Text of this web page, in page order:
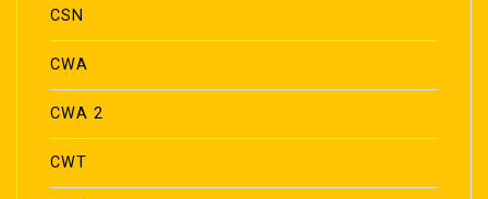
CSN
CWA
CWA 2
CWT